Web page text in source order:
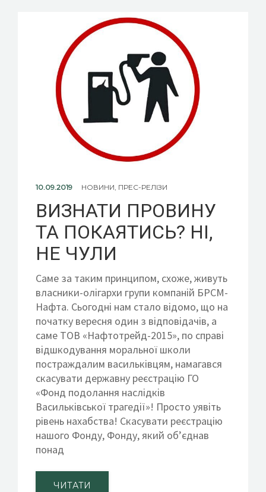
10.09.2019 НОВИНИ, ПРЕС-РЕЛІЗИ
ВИЗНАТИ ПРОВИНУ
ТА ПОКАЯТИСЬ? НІ,
НЕ ЧУЛИ
Саме за таким принципом, схоже, живуть
власники-олігархи групи компаній БРСМ-
Нафта. Сьогодні нам стало відомо, що на
початку вересня один з відповідачів, а
саме ТОВ «Нафтотрейд-2015», по справі
відшкодування моральної школи
постраждалим васильківцям, намагався
скасувати державну реєстрацію ГО
«Фонд подолання наслідків
Васильківської трагедії»! Просто уявіть
рівень нахабства! Скасувати реєстрацію
нашого Фонду, Фонду, який об’єднав
понад
ЧИТАТИ